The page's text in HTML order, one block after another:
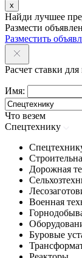
x
Найди лучшее
Размести
Разместить
Расчет ставки
Имя:
Что везем
Спецтехнику
Дорожная
Военная
Буровые